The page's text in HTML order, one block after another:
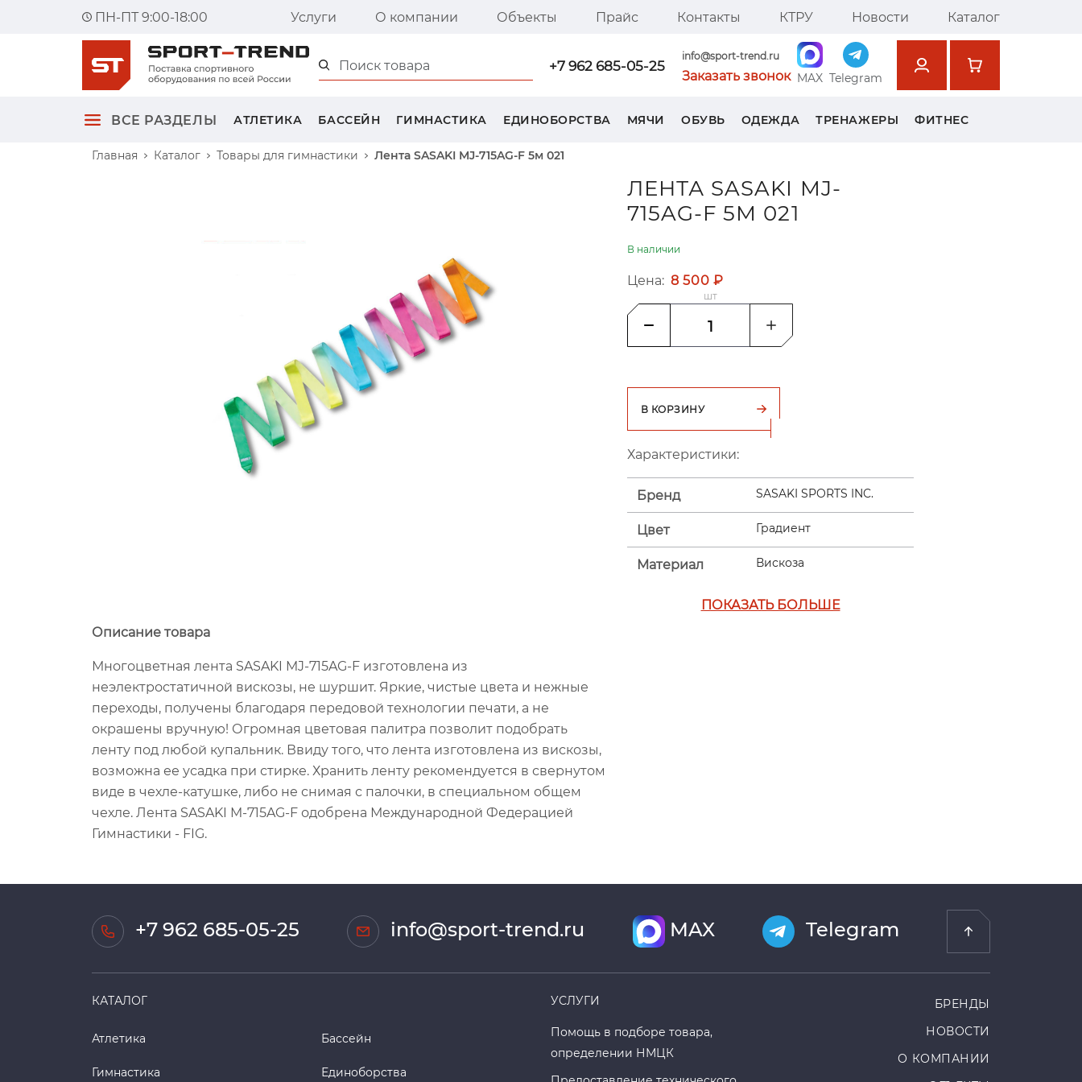
ПН-ПТ 9:00-18:00 Услуги О компании Объекты Прайс Контакты КТРУ Новости
Каталог
+7 962 685-05-25
info@sport-trend.ru
Заказать звонок MAX Telegram
ВСЕ РАЗДЕЛЫ АТЛЕТИКА БАССЕЙН ГИМНАСТИКА ЕДИНОБОРСТВА МЯЧИ ОБУВЬ ОДЕЖДА ТРЕНАЖЕРЫ ФИТНЕС
Главная Каталог Товары для гимнастики Лента SASAKI MJ-715AG-F 5м 021
Описание товара
Многоцветная лента SASAKI MJ-715AG-F изготовлена из
неэлектростатичной вискозы, не шуршит. Яркие, чистые цвета и нежные
переходы, получены благодаря передовой технологии печати, а не
окрашены вручную! Огромная цветовая палитра позволит подобрать
ленту под любой купальник. Ввиду того, что лента изготовлена из вискозы,
возможна ее усадка при стирке. Хранить ленту рекомендуется в свернутом
виде в чехле-катушке, либо не снимая с палочки, в специальном общем
чехле. Лента SASAKI M-715AG-F одобрена Международной Федерацией
Гимнастики - FIG.
ЛЕНТА SASAKI MJ-
715AG-F 5М 021
В наличии
Цена: 8 500 ₽
шт
В КОРЗИНУ
Характеристики:
Бренд SASAKI SPORTS INC.
Цвет Градиент
Материал Вискоза
ПОКАЗАТЬ БОЛЬШЕ
+7 962 685-05-25 info@sport-trend.ru MAX Telegram
КАТАЛОГ
Атлетика Бассейн
Гимнастика Единоборства
УСЛУГИ
Помощь в подборе товара,
определении НМЦК
БРЕНДЫ
НОВОСТИ
О КОМПАНИИ